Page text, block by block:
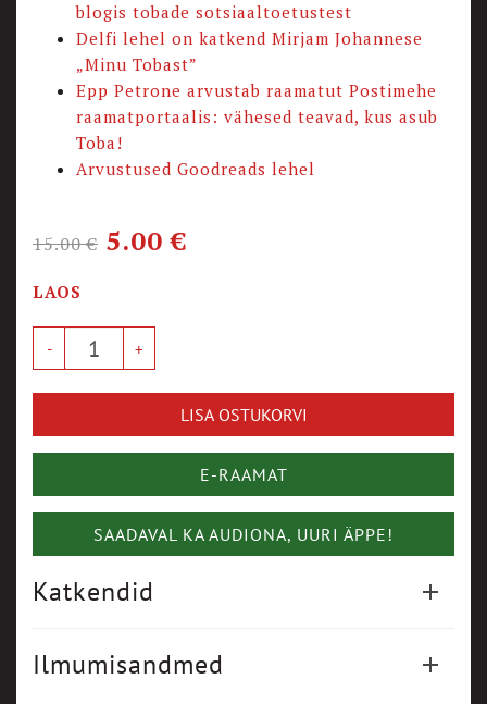
blogis tobade sotsiaaltoetustest
Delfi lehel on katkend Mirjam Johannese
„Minu Tobast”
Epp Petrone arvustab raamatut Postimehe
raamatportaalis: vähesed teavad, kus asub
Toba!
Arvustused Goodreads lehel
15.00€ 5.00€
LAOS
LISA OSTUKORVI
E-RAAMAT
SAADAVAL KA AUDIONA, UURI ÄPPE!
Katkendid
Ilmumisandmed